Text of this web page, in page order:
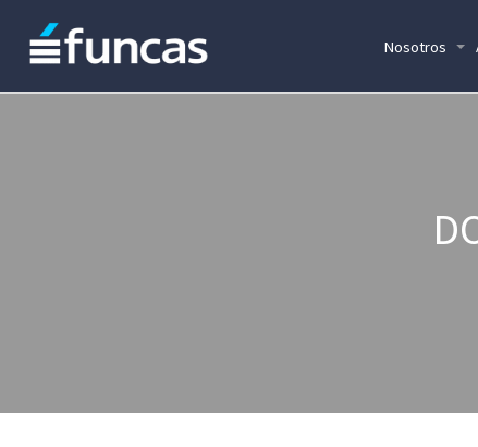
Nosotros